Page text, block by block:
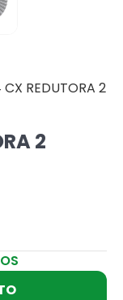
REDUTORA 2
2